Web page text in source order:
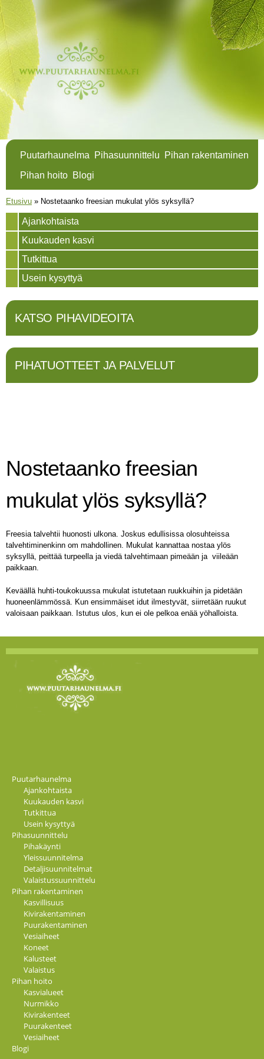
Puutarhaunelma Pihasuunnittelu
Pihan rakentaminen
Pihan hoito Blogi
Olet täällä
Etusivu » Nostetaanko freesian mukulat ylös syksyllä?
Ajankohtaista
Kuukauden kasvi
Tutkittua
Usein kysyttyä
KATSO PIHAVIDEOITA
PIHATUOTTEET JA PALVELUT
Nostetaanko freesian
mukulat ylös syksyllä?
Freesia talvehtii huonosti ulkona. Joskus edullisissa olosuhteissa
talvehtiminenkinn om mahdollinen. Mukulat kannattaa nostaa ylös
syksyllä, peittää turpeella ja viedä talvehtimaan pimeään ja viileään
paikkaan.
Keväällä huhti-toukokuussa mukulat istutetaan ruukkuihin ja pidetään
huoneenlämmössä. Kun ensimmäiset idut ilmestyvät, siirretään ruukut
valoisaan paikkaan. Istutus ulos, kun ei ole pelkoa enää yöhalloista.
Puutarhaunelma
Ajankohtaista
Kuukauden kasvi
Tutkittua
Usein kysyttyä
Pihasuunnittelu
Pihakäynti
Yleissuunnitelma
Detaljisuunnitelmat
Valaistussuunnittelu
Pihan rakentaminen
Kasvillisuus
Kivirakentaminen
Puurakentaminen
Vesiaiheet
Koneet
Kalusteet
Valaistus
Pihan hoito
Kasvialueet
Nurmikko
Kivirakenteet
Puurakenteet
Vesiaiheet
Blogi